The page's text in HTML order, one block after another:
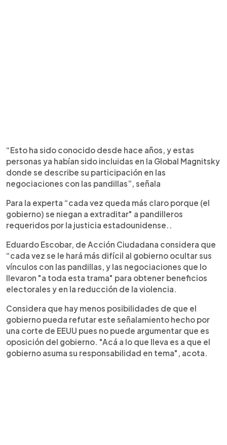
“Esto ha sido conocido desde hace años, y estas
personas ya habían sido incluidas en la Global Magnitsky
donde se describe su participación en las
negociaciones con las pandillas”, señala
Para la experta “cada vez queda más claro porque (el
gobierno) se niegan a extraditar" a pandilleros
requeridos por la justicia estadounidense..
Eduardo Escobar, de Acción Ciudadana considera que
“cada vez se le hará más difícil al gobierno ocultar sus
vínculos con las pandillas, y las negociaciones que lo
llevaron "a toda esta trama" para obtener beneficios
electorales y en la reducción de la violencia.
Considera que hay menos posibilidades de que el
gobierno pueda refutar este señalamiento hecho por
una corte de EEUU pues no puede argumentar que es
oposición del gobierno. "Acá a lo que lleva es a que el
gobierno asuma su responsabilidad en tema", acota.